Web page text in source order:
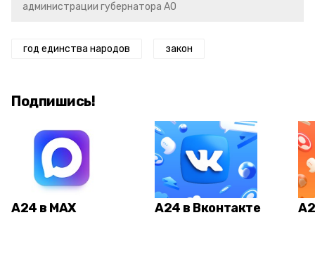
администрации губернатора АО
год единства народов закон
Подпишись!
А24 в MAX А24 в Вконтакте